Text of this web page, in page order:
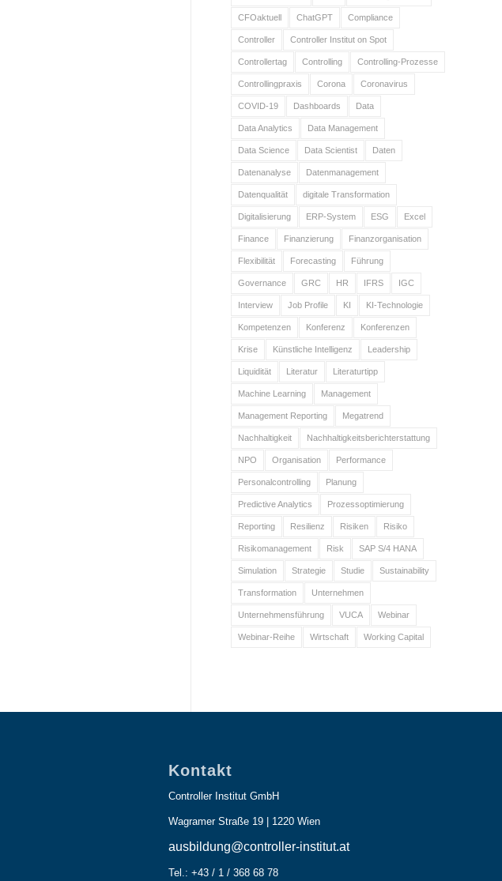
CFOaktuell ChatGPT Compliance
Controller Controller Institut on Spot
Controllertag Controlling Controlling-Prozesse
Controllingpraxis Corona Coronavirus
COVID-19 Dashboards Data
Data Analytics Data Management
Data Science Data Scientist Daten
Datenanalyse Datenmanagement
Datenqualität digitale Transformation
Digitalisierung ERP-System ESG Excel
Finance Finanzierung Finanzorganisation
Flexibilität Forecasting Führung
Governance GRC HR IFRS IGC
Interview Job Profile KI KI-Technologie
Kompetenzen Konferenz Konferenzen
Krise Künstliche Intelligenz Leadership
Liquidität Literatur Literaturtipp
Machine Learning Management
Management Reporting Megatrend
Nachhaltigkeit Nachhaltigkeitsberichterstattung
NPO Organisation Performance
Personalcontrolling Planung
Predictive Analytics Prozessoptimierung
Reporting Resilienz Risiken Risiko
Risikomanagement Risk SAP S/4 HANA
Simulation Strategie Studie Sustainability
Transformation Unternehmen
Unternehmensführung VUCA Webinar
Webinar-Reihe Wirtschaft Working Capital
Kontakt
Controller Institut GmbH
Wagramer Straße 19 | 1220 Wien
ausbildung@controller-institut.at
Tel.: +43 / 1 / 368 68 78